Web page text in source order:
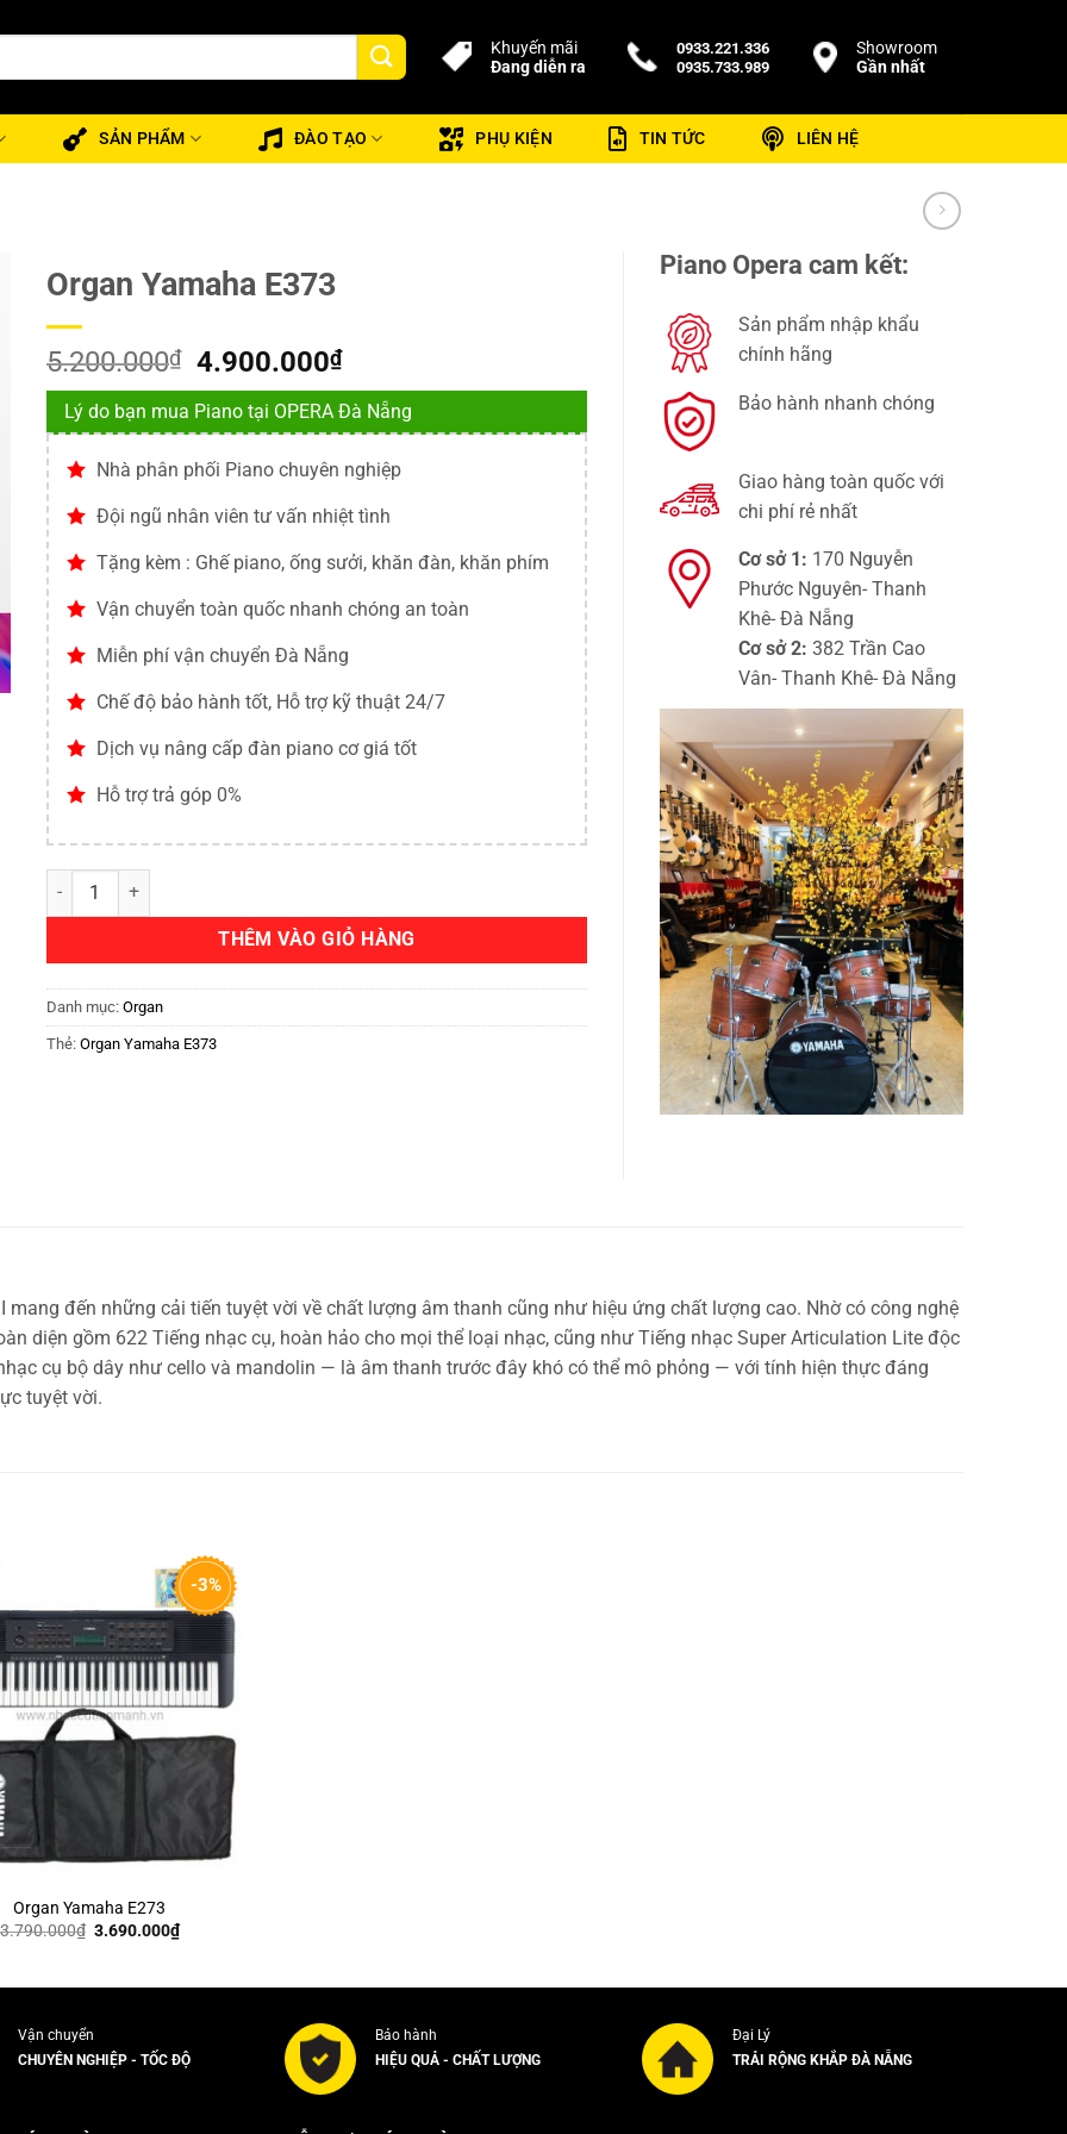
Khuyến mãi
Đang diễn ra
0933.221.336
0935.733.989
Showroom
Gần nhất
SẢN PHẨM ĐÀO TẠO PHỤ KIỆN TIN TỨC LIÊN HỆ
Organ Yamaha E373
5.200.000₫
Giá
gốc
là:
4.900.000₫Giá
hiện
tại
4.900.000₫.
Lý do bạn mua Piano tại OPERA Đà Nẵng
Nhà phân phối Piano chuyên nghiệp
Đội ngũ nhân viên tư vấn nhiệt tình
Tặng kèm : Ghế piano, ống sưởi, khăn đàn, khăn phím
Vận chuyển toàn quốc nhanh chóng an toàn
Miễn phí vận chuyển Đà Nẵng
Chế độ bảo hành tốt, Hỗ trợ kỹ thuật 24/7
Dịch vụ nâng cấp đàn piano cơ giá tốt
Hỗ trợ trả góp 0%
THÊM VÀO GIỎ HÀNG
Danh mục: Organ
Thẻ: Organ Yamaha E373
Piano Opera cam kết:
Sản phẩm nhập khẩu
chính hãng
Bảo hành nhanh chóng
Giao hàng toàn quốc với
chi phí rẻ nhất
Cơ sở 1: 170 Nguyễn
Phước Nguyên- Thanh
Khê- Đà Nẵng
Cơ sở 2: 382 Trần Cao
Vân- Thanh Khê- Đà Nẵng
mang đến những cải tiến tuyệt vời về chất lượng âm thanh cũng như hiệu ứng chất lượng cao. Nhờ có công nghệ
diện gồm 622 Tiếng nhạc cụ, hoàn hảo cho mọi thể loại nhạc, cũng như Tiếng nhạc Super Articulation Lite độc
cụ bộ dây như cello và mandolin — là âm thanh trước đây khó có thể mô phỏng — với tính hiện thực đáng
tuyệt vời.
-3%
Organ Yamaha E273
3.790.000₫ Giá
3.690.000₫Giá
hiện
Vận chuyển
CHUYÊN NGHIỆP - TỐC ĐỘ
Bảo hành
HIỆU QUẢ - CHẤT LƯỢNG
Đại Lý
TRẢI RỘNG KHẮP ĐÀ NẴNG